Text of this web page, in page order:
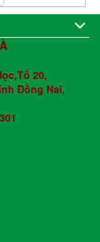
20,
Đồng Nai,